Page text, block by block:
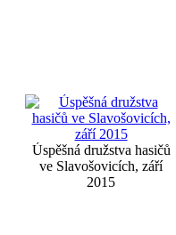
Úspěšná družstva hasičů
ve Slavošovicích, září
2015